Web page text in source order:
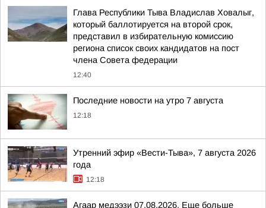
Глава Республики Тыва Владислав Ховалыг,
который баллотируется на второй срок,
представил в избирательную комиссию
региона список своих кандидатов на пост
члена Совета федерации
12:40
Последние новости на утро 7 августа
12:18
Утренний эфир «Вести-Тыва», 7 августа 2026
года
12:18
Агаар медээзи 07.08.2026. Еще больше